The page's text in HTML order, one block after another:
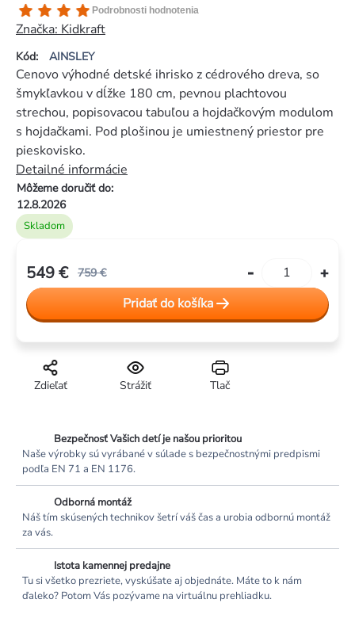
Kód: AINSLEY
Priemerné
hodnotenie
produktu
je
4,5
hviezdičiek.
Podrobnosti hodnotenia
Značka: Kidkraft
Skladom
Môžeme doručiť do:
12.8.2026
Cenovo výhodné detské ihrisko z cédrového dreva, so
šmykľavkou v dĺžke 180 cm, pevnou plachtovou
strechou, popisovacou tabuľou a hojdačkovým modulom
s hojdačkami. Pod plošinou je umiestnený priestor pre
pieskovisko.
Detailné informácie
Tlač
Strážiť
Zdieľať
759 €
549 €
Jednotková
cena:
Pridať do košíka
Bezpečnosť Vašich detí je našou prioritou
Naše výrobky sú vyrábané v súlade s bezpečnostnými predpismi
podľa EN 71 a EN 1176.
Odborná montáž
Náš tím skúsených technikov šetrí váš čas a urobia odbornú montáž
za vás.
Istota kamennej predajne
Tu si všetko prezriete, vyskúšate aj objednáte. Máte to k nám
ďaleko? Potom Vás pozývame na virtuálnu prehliadku.